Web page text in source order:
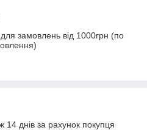
замовлень від 1000грн (по
днів за рахунок покупця